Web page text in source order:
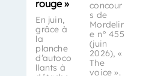
rouge »
En juin,
grâce à
la
planche
d’autoco
llants à
concour
s de
Mordelir
e n° 455
(juin
2026), «
The
voice ».